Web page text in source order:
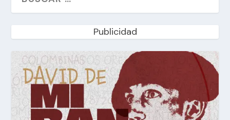
Publicidad